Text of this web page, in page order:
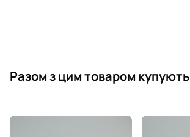
Разом з цим товаром купують